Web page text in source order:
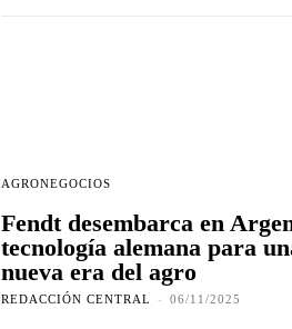
AGRONEGOCIOS
Fendt desembarca en
tecnología alemana para
nueva era del agro
REDACCIÓN CENTRAL - 06/11/2025